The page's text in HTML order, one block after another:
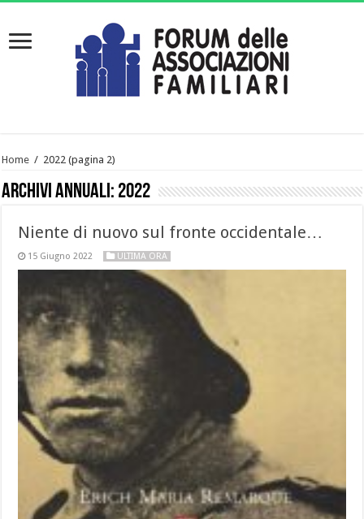
Home / 2022 (pagina 2)
Archivi annuali: 2022
Niente di nuovo sul fronte occidentale…
15 Giugno 2022 ULTIMA ORA